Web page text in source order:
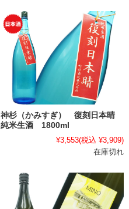
神杉（かみすぎ） 復刻日本晴
純米生酒 1800ml
¥3,553(税込 ¥3,909)
在庫切れ